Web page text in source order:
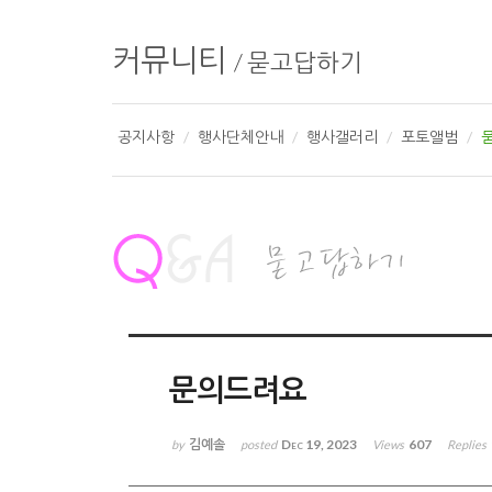
커뮤니티 /묻고답하기
공지사항 행사단체안내 행사갤러리 포토앨범
문의드려요
by 김예솔 posted Dec 19, 2023 Views 607 Replies